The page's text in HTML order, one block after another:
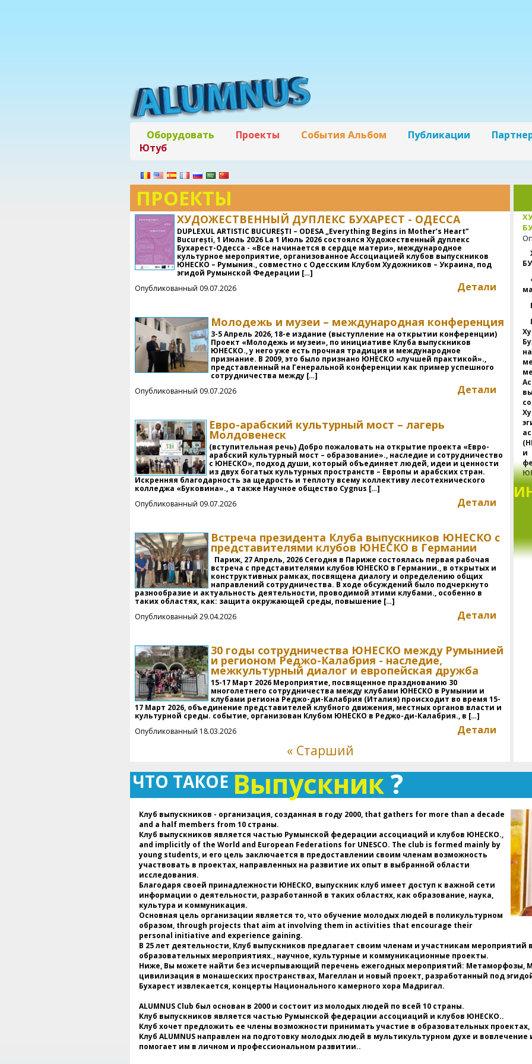
Оборудовать Проекты События Альбом Публикации
Ютуб
ПРОЕКТЫ
ХУДОЖЕСТВЕННЫЙ ДУПЛЕКС БУХАРЕСТ - ОДЕССА
DUPLEXUL ARTISTIC BUCUREȘTI – ODESA „Everything Begins in Mother’s Heart”
București, 1 Июль 2026 La 1 Июль 2026 состоялся Художественный дуплекс
Бухарест-Одесса - «Все начинается в сердце матери», международное
культурное мероприятие, организованное Ассоциацией клубов выпускников
ЮНЕСКО – Румыния., совместно с Одесским Клубом Художников – Украина, под
эгидой Румынской Федерации […]
Детали
Опубликованный 09.07.2026
Молодежь и музеи – международная конференция
3-5 Апрель 2026, 18-е издание (выступление на открытии конференции)
Проект «Молодежь и музеи», по инициативе Клуба выпускников
ЮНЕСКО., у него уже есть прочная традиция и международное
признание. В 2009, это было признано ЮНЕСКО «лучшей практикой».,
представленный на Генеральной конференции как пример успешного
сотрудничества между […]
Детали
Опубликованный 09.07.2026
Евро-арабский культурный мост – лагерь
Молдовенеск
(вступительная речь) Добро пожаловать на открытие проекта «Евро-
арабский культурный мост – образование»., наследие и сотрудничество
с ЮНЕСКО», подход души, который объединяет людей, идеи и ценности
из двух богатых культурных пространств – Европы и арабских стран.
Искренняя благодарность за щедрость и теплоту всему коллективу лесотехнического
колледжа «Буковина»., а также Научное общество Cygnus […]
Детали
Опубликованный 09.07.2026
Встреча президента Клуба выпускников ЮНЕСКО с
представителями клубов ЮНЕСКО в Германии
Париж, 27 Апрель, 2026 Сегодня в Париже состоялась первая рабочая
встреча с представителями клубов ЮНЕСКО в Германии., в открытых и
конструктивных рамках, посвящена диалогу и определению общих
направлений сотрудничества. В ходе обсуждений было подчеркнуто
разнообразие и актуальность деятельности, проводимой этими клубами., особенно в
таких областях, как: защита окружающей среды, повышение […]
Детали
Опубликованный 29.04.2026
30 годы сотрудничества ЮНЕСКО между Румынией
и регионом Реджо-Калабрия - наследие,
межкультурный диалог и европейская дружба
15-17 Март 2026 Мероприятие, посвященное празднованию 30
многолетнего сотрудничества между клубами ЮНЕСКО в Румынии и
клубами региона Реджо-ди-Калабрия (Италия) происходит во время 15-
17 Март 2026, объединение представителей клубного движения, местных органов власти и
культурной среды. событие, организован Клубом ЮНЕСКО в Реджо-ди-Калабрия., в […]
Детали
Опубликованный 18.03.2026
« Старший
и
*
ЧТО ТАКОЕ Выпускник?
Клуб выпускников - организация, созданная в году 2000, that gathers for more than a decade
and a half members from 10 страны.
Клуб выпускников является частью Румынской федерации ассоциаций и клубов ЮНЕСКО.,
and implicitly of the World and European Federations for UNESCO. The club is formed mainly by
young students, и его цель заключается в предоставлении своим членам возможность
участвовать в проектах, направленных на развитие их опыт в выбранной области
исследования.
Благодаря своей принадлежности ЮНЕСКО, выпускник клуб имеет доступ к важной сети
информации о деятельности, разработанной в таких областях, как образование, наука,
культура и коммуникация.
Основная цель организации является то, что обучение молодых людей в поликультурном
образом, through projects that aim at involving them in activities that encourage their
personal initiative and experience gaining.
В 25 лет деятельности, Клуб выпускников предлагает своим членам и участникам мероприятий
образовательных мероприятиях., научное, культурные и коммуникационные проекты.
Ниже, Вы можете найти без исчерпывающий перечень ежегодных мероприятий: Метаморфозы,
цивилизация в монашеских пространствах, Магеллан и новый проект, разработанный под
Бухарест извлекается, концерты Национального камерного хора Мадригал.
ALUMNUS Club был основан в 2000 и состоит из молодых людей по всей 10 страны.
Клуб выпускников является частью Румынской федерации ассоциаций и клубов ЮНЕСКО..
Клуб хочет предложить ее члены возможности принимать участие в образовательных
Клуб ALUMNUS направлен на подготовку молодых людей в мультикультурном духе и вовлечение
помогает им в личном и профессиональном развитии..